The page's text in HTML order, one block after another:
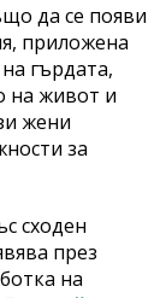
да се появи
приложена
гърдата,
на живот и
жени
за
сходен
през
на